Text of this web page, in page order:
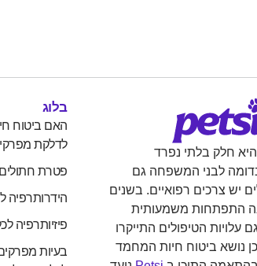
חלק בלתי נפרד
לבני המשפחה גם
יש צרכים רפואיים. בשנים
התפתחות משמעותית
עלויות הטיפולים התייקרו
נושא ביטוח חיות המחמד
בלוג
האם ביטוח
לדלקת
פטרת חתולים
הידרותרפיה
פיזיותרפיה
בעיות